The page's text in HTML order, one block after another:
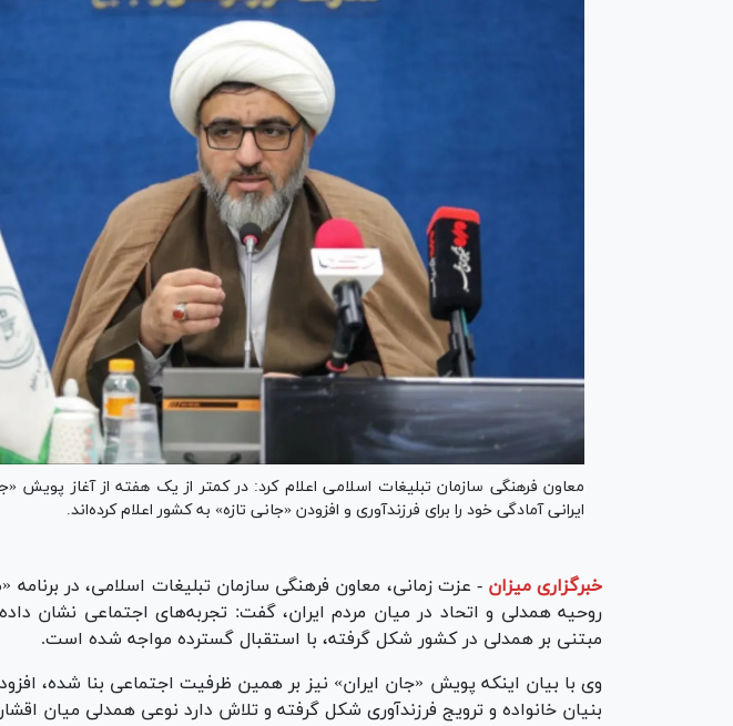
ایرانی آمادگی خود را برای فرزندآوری و افزودن «جانی تازه» به کشور اعلام کرده‌اند.
خبرگزاری میزان - عزت زمانی، معاون فرهنگی سازمان تبلیغات اسلامی، در برنامه
روحیه همدلی و اتحاد در میان مردم ایران، گفت: تجربه‌های اجتماعی نشان
مبتنی بر همدلی در کشور شکل گرفته، با استقبال گسترده مواجه شده است.
وی با بیان اینکه پویش «جان ایران» نیز بر همین ظرفیت اجتماعی بنا شده،
بنیان خانواده و ترویج فرزندآوری شکل گرفته و تلاش دارد نوعی همدلی میان